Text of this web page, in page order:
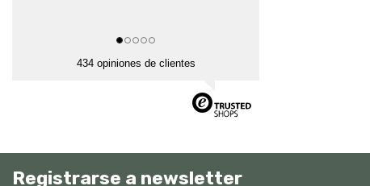
434 opiniones de clientes
Registrarse a newsletter